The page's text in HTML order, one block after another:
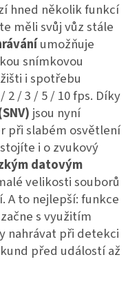
hned několik funkcí
měli svůj vůz stále
umožňuje
snímkovou
i spotřebu
2 / 3 / 5 / 10 fps. Díky
jsou nyní
při slabém osvětlení
i o zvukový
datovým
velikosti souborů
A to nejlepší: funkce
začne s využitím
nahrávat při detekci
před událostí až